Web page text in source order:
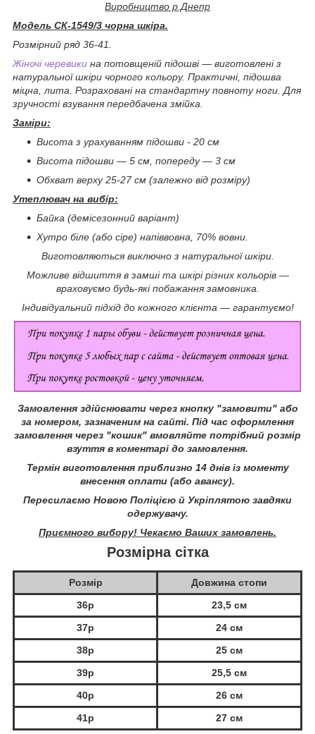
Виробництво р.Днепр
Модель СК-1549/3 чорна шкіра.
Розмірний ряд 36-41.
Жіночі черевики на потовщеній підошві — виготовлені з
натуральної шкіри чорного кольору. Практичні, підошва
міцна, лита. Розраховані на стандартну повноту ноги. Для
зручності взування передбачена змійка.
Заміри:
Висота з урахуванням підошви - 20 см
Висота підошви — 5 см, попереду — 3 см
Обхват верху 25-27 см (залежно від розміру)
Утеплювач на вибір:
Байка (демісезонний варіант)
Хутро біле (або сіре) напіввовна, 70% вовни.
Виготовляються виключно з натуральної шкіри.
Можливе відшиття в замші та шкірі різних кольорів —
враховуємо будь-які побажання замовника.
Індивідуальний підхід до кожного клієнта — гарантуємо!
Замовлення здійснювати через кнопку "замовити" або
за номером, зазначеним на сайті. Під час оформлення
замовлення через "кошик" вмовляйте потрібний розмір
взуття в коментарі до замовлення.
Термін виготовлення приблизно 14 днів із моменту
внесення оплати (або авансу).
Пересилаємо Новою Поліцією й Укріплятою завдяки
одержувачу.
Приємного вибору! Чекаємо Ваших замовлень.
Розмір Довжина стопи
Розмірна сітка
36р
23,5 см
37р
24 см
38р
25 см
39р
25,5 см
40р
26 см
41р
27 см